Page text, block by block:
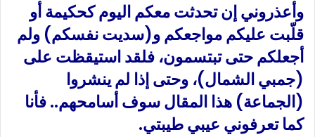
وأعذروني إن تحدثت معكم اليوم كحكيمة أو
قلّبت عليكم مواجعكم و(سديت نفسكم) ولم
أجعلكم حتى تبتسمون، فلقد استيقظت على
(جمبي الشمال)، وحتى إذا لم ينشروا
(الجماعة) هذا المقال سوف أسامحهم.. فأنا
كما تعرفوني عيبي طيبتي.